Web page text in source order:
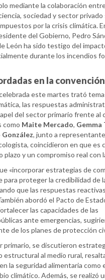
mediante la colaboración
sociedad y sector privado
por la crisis climática.
del Gobierno, Pedro
León ha sido testigo del
durante los incendios
en la convención
este martes trató
las respuestas
del sector primario frente al
como Maite Mercado, Gemma
González, junto a
coincidieron en que es
plazo y un compromiso real con
«incorporar estrategias de
para proteger la credibilidad de
que las respuestas
abordó el Pacto de
las capacidades de las
ante emergencias,
de los planes de protección
primario, se discutieron
estructural al medio rural,
la seguridad alimentaria como
climático. Además, se realizó